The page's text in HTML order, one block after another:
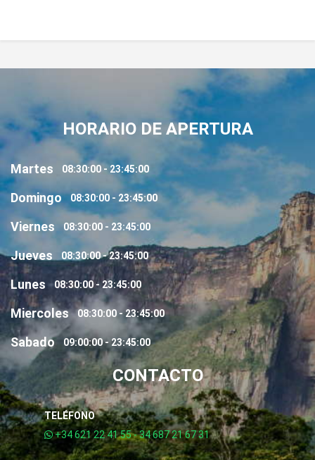
HORARIO DE APERTURA
Martes 08:30:00 - 23:45:00
Domingo 08:30:00 - 23:45:00
Viernes 08:30:00 - 23:45:00
Jueves 08:30:00 - 23:45:00
Lunes 08:30:00 - 23:45:00
Miercoles 08:30:00 - 23:45:00
Sabado 09:00:00 - 23:45:00
CONTACTO
TELÉFONO
+34 621 22 41 55 - 34 687 21 67 31